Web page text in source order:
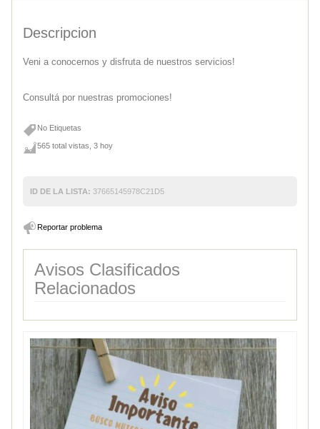
Descripcion
Veni a conocernos y disfruta de nuestros servicios!
Consultá por nuestras promociones!
No Etiquetas
565 total vistas, 3 hoy
ID DE LA LISTA: 37665145978C21D5
Reportar problema
Avisos Clasificados
Relacionados